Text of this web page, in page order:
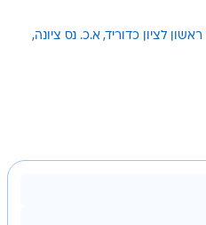
לציון כדוריד א.כ. נס ציונה